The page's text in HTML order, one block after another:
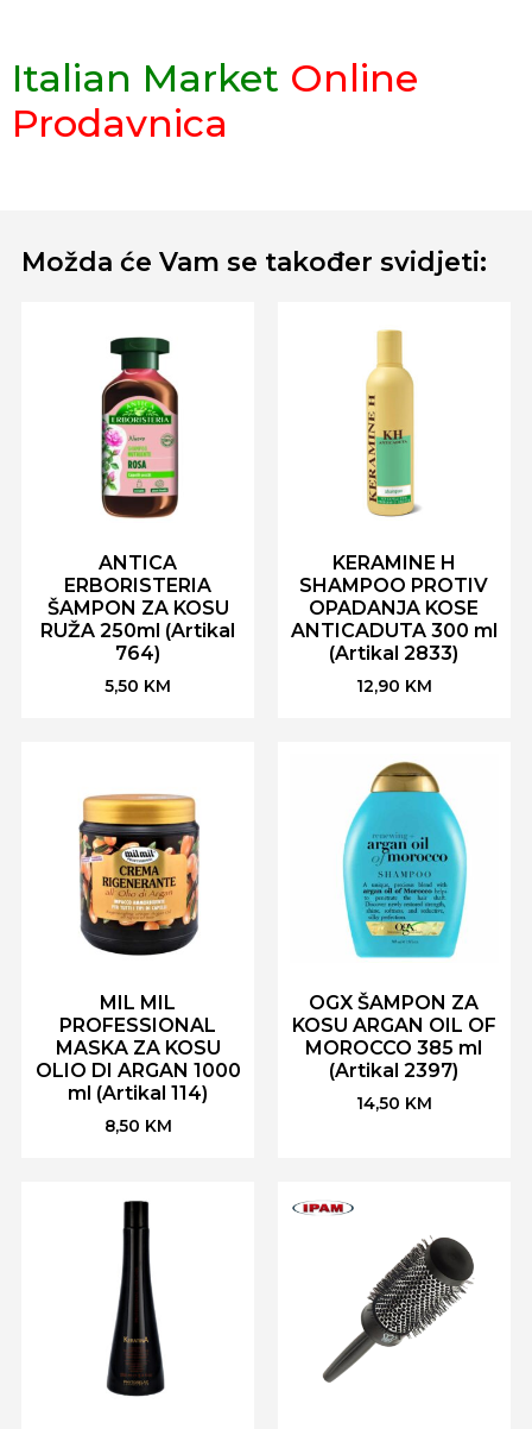
Italian Market Online
Prodavnica
Možda će Vam se također svidjeti:
ANTICA
ERBORISTERIA
ŠAMPON ZA KOSU
RUŽA 250ml (Artikal
764)
5,50 KM
KERAMINE H
SHAMPOO PROTIV
OPADANJA KOSE
ANTICADUTA 300 ml
(Artikal 2833)
12,90 KM
MIL MIL
PROFESSIONAL
MASKA ZA KOSU
OLIO DI ARGAN 1000
ml (Artikal 114)
8,50 KM
OGX ŠAMPON ZA
KOSU ARGAN OIL OF
MOROCCO 385 ml
(Artikal 2397)
14,50 KM